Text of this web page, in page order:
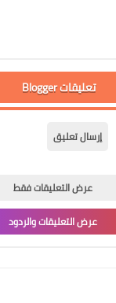
تعليقات Blogger
إرسال تعليق
عرض التعليقات فقط
عرض التعليقات والردود